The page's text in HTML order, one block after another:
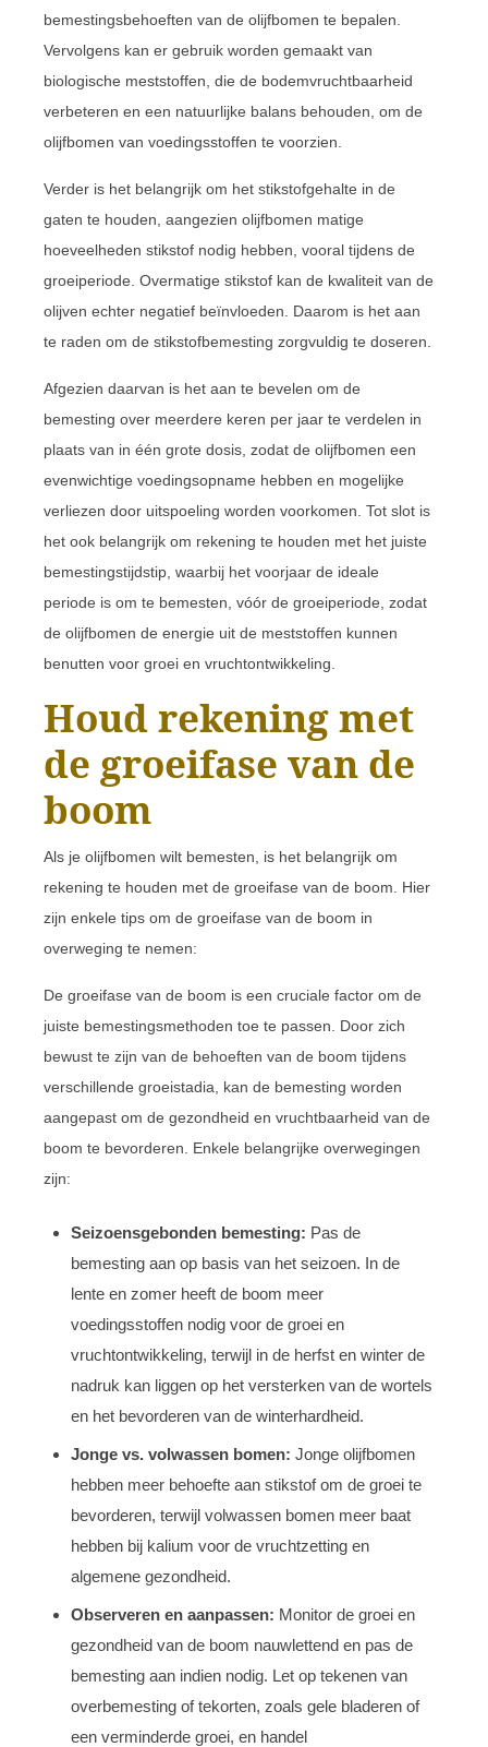
bemestingsbehoeften van de olijfbomen te bepalen.
Vervolgens kan er gebruik worden gemaakt van
biologische meststoffen, die de bodemvruchtbaarheid
verbeteren en een natuurlijke balans behouden, om de
olijfbomen van voedingsstoffen te voorzien.
Verder is het belangrijk om het stikstofgehalte in de
gaten te houden, aangezien olijfbomen matige
hoeveelheden stikstof nodig hebben, vooral tijdens de
groeiperiode. Overmatige stikstof kan de kwaliteit van de
olijven echter negatief beïnvloeden. Daarom is het aan
te raden om de stikstofbemesting zorgvuldig te doseren.
Afgezien daarvan is het aan te bevelen om de
bemesting over meerdere keren per jaar te verdelen in
plaats van in één grote dosis, zodat de olijfbomen een
evenwichtige voedingsopname hebben en mogelijke
verliezen door uitspoeling worden voorkomen. Tot slot is
het ook belangrijk om rekening te houden met het juiste
bemestingstijdstip, waarbij het voorjaar de ideale
periode is om te bemesten, vóór de groeiperiode, zodat
de olijfbomen de energie uit de meststoffen kunnen
benutten voor groei en vruchtontwikkeling.
Houd rekening met
de groeifase van de
boom
Als je olijfbomen wilt bemesten, is het belangrijk om
rekening te houden met de groeifase van de boom. Hier
zijn enkele tips om de groeifase van de boom in
overweging te nemen:
De groeifase van de boom is een cruciale factor om de
juiste bemestingsmethoden toe te passen. Door zich
bewust te zijn van de behoeften van de boom tijdens
verschillende groeistadia, kan de bemesting worden
aangepast om de gezondheid en vruchtbaarheid van de
boom te bevorderen. Enkele belangrijke overwegingen
zijn:
Seizoensgebonden bemesting: Pas de
bemesting aan op basis van het seizoen. In de
lente en zomer heeft de boom meer
voedingsstoffen nodig voor de groei en
vruchtontwikkeling, terwijl in de herfst en winter de
nadruk kan liggen op het versterken van de wortels
en het bevorderen van de winterhardheid.
Jonge vs. volwassen bomen: Jonge olijfbomen
hebben meer behoefte aan stikstof om de groei te
bevorderen, terwijl volwassen bomen meer baat
hebben bij kalium voor de vruchtzetting en
algemene gezondheid.
Observeren en aanpassen: Monitor de groei en
gezondheid van de boom nauwlettend en pas de
bemesting aan indien nodig. Let op tekenen van
overbemesting of tekorten, zoals gele bladeren of
een verminderde groei, en handel